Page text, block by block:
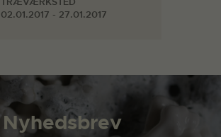
02.01.2017 - 27.01.2017
Nyhedsbrev